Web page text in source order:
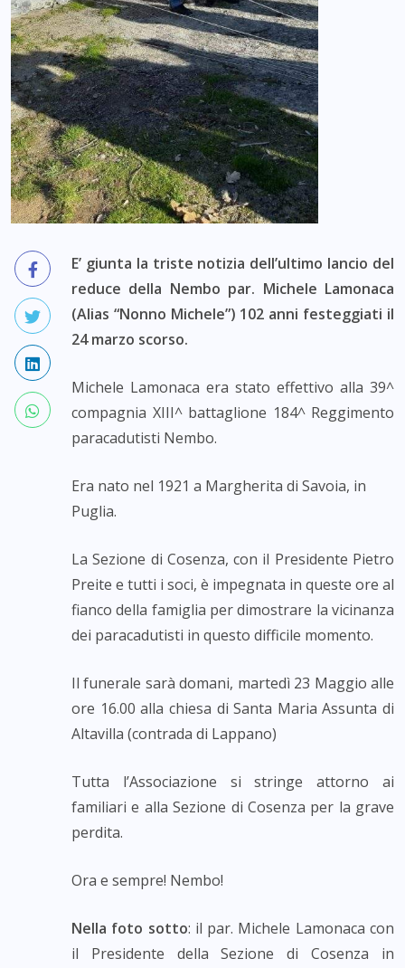
E’ giunta la triste notizia dell’ultimo lancio del
reduce della Nembo par. Michele Lamonaca
(Alias “Nonno Michele”) 102 anni festeggiati il
24 marzo scorso.
Michele Lamonaca era stato effettivo alla 39^
compagnia XIII^ battaglione 184^ Reggimento
paracadutisti Nembo.
Era nato nel 1921 a Margherita di Savoia, in
Puglia.
La Sezione di Cosenza, con il Presidente Pietro
Preite e tutti i soci, è impegnata in queste ore al
fianco della famiglia per dimostrare la vicinanza
dei paracadutisti in questo difficile momento.
Il funerale sarà domani, martedì 23 Maggio alle
ore 16.00 alla chiesa di Santa Maria Assunta di
Altavilla (contrada di Lappano)
Tutta l’Associazione si stringe attorno ai
familiari e alla Sezione di Cosenza per la grave
perdita.
Ora e sempre! Nembo!
Nella foto sotto: il par. Michele Lamonaca con
il Presidente della Sezione di Cosenza in